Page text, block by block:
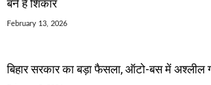
बने हैं शिकार
February 13, 2026
बिहार सरकार का बड़ा फैसला, ऑटो-बस में अश्लील